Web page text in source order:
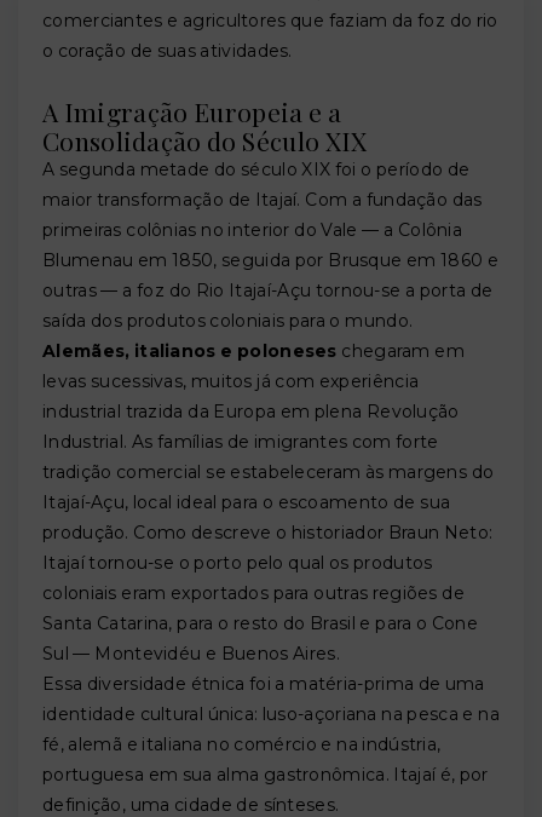
comerciantes e agricultores que faziam da foz do rio
o coração de suas atividades.
A Imigração Europeia e a
Consolidação do Século XIX
A segunda metade do século XIX foi o período de
maior transformação de Itajaí. Com a fundação das
primeiras colônias no interior do Vale — a Colônia
Blumenau em 1850, seguida por Brusque em 1860 e
outras — a foz do Rio Itajaí-Açu tornou-se a porta de
saída dos produtos coloniais para o mundo.
Alemães, italianos e poloneses chegaram em
levas sucessivas, muitos já com experiência
industrial trazida da Europa em plena Revolução
Industrial. As famílias de imigrantes com forte
tradição comercial se estabeleceram às margens do
Itajaí-Açu, local ideal para o escoamento de sua
produção. Como descreve o historiador Braun Neto:
Itajaí tornou-se o porto pelo qual os produtos
coloniais eram exportados para outras regiões de
Santa Catarina, para o resto do Brasil e para o Cone
Sul — Montevidéu e Buenos Aires.
Essa diversidade étnica foi a matéria-prima de uma
identidade cultural única: luso-açoriana na pesca e na
fé, alemã e italiana no comércio e na indústria,
portuguesa em sua alma gastronômica. Itajaí é, por
definição, uma cidade de sínteses.